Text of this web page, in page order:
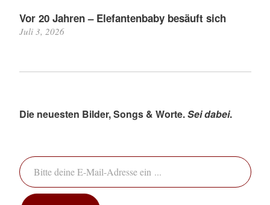
Vor 20 Jahren – Elefantenbaby besäuft sich
Juli 3, 2026
Die neuesten Bilder, Songs & Worte.Sei dabei.
Bitte deine E-Mail-Adresse ein ...